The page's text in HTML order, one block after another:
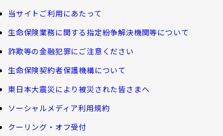
諸利率のお知らせ
お客さま宛通知「大樹生命からのお知ら
せ」について
生命保険料控除制度について
Web版「ご契約のしおり－約款」
団体年金制度関連
団体年金制度
団体年金運用商品
確定給付企業年金オンラインサービス（CPBS）
企業年金の事務再委託先変更について（契約者さ
ま専用サイト）
企業保険特別勘定運用実績照会サービス
長生き診断
体内環境チェック
認知症について知る
大樹の認知症サポートサービス
認知症コラム
認知機能チェック
お客さま本位の業務運営
サステナビリティ経営
機関投資家としての役割
大樹生命 CM紹介
当サイトご利用にあたって
生命保険業務に関する指定紛争解決機関等について
詐欺等の金融犯罪にご注意ください
生命保険契約者保護機構について
東日本大震災により被災された皆さまへ
ソーシャルメディア利用規約
クーリング・オフ受付